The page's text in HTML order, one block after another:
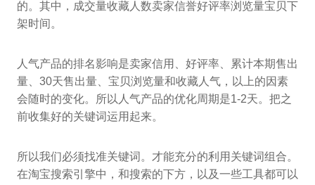
的。其中，成交量收藏人数卖家信誉好评率浏览量宝贝下
架时间。
人气产品的排名影响是卖家信用、好评率、累计本期售出
量、30天售出量、宝贝浏览量和收藏人气，以上的因素
会随时的变化。所以人气产品的优化周期是1-2天。把之
前收集好的关键词运用起来。
所以我们必须找准关键词。才能充分的利用关键词组合。
在淘宝搜索引擎中，和搜索的下方，以及一些工具都可以